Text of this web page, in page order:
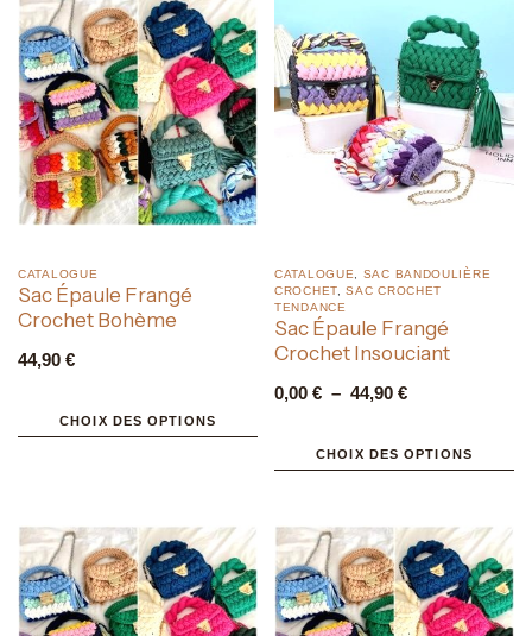
CATALOGUE
Sac Épaule Frangé
Crochet Bohème
44,90 €
CHOIX DES OPTIONS
CATALOGUE, SAC BANDOULIÈRE
CROCHET,SAC CROCHET
TENDANCE
Sac Épaule Frangé
Crochet Insouciant
0,00 € – 44,90 €
CHOIX DES OPTIONS